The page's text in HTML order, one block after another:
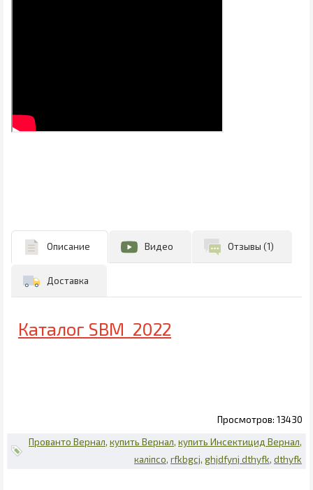
Описание Видео Отзывы (1)
Доставка
Каталог SBM 2022
13430
Прованто Вернал купить Вернал купить Инсектицид Вернал
каліпсо rfkbgcj ghjdfynj dthyfk dthyfk